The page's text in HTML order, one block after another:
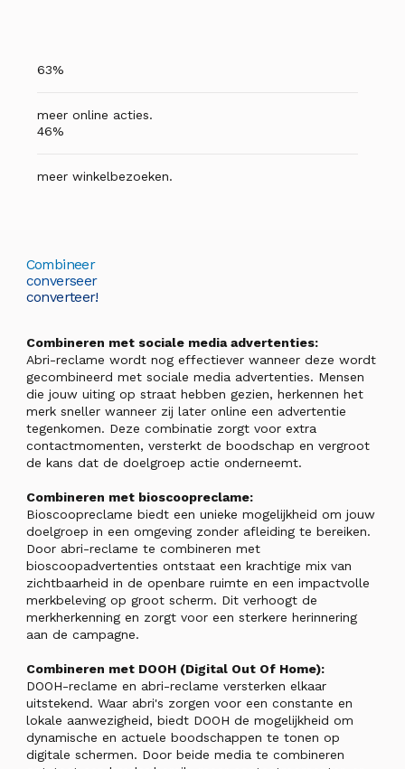
63%
meer online acties.
46%
meer winkelbezoeken.
Combineer
converseer
converteer!
Combineren met sociale media advertenties:
Abri-reclame wordt nog effectiever wanneer deze wordt
gecombineerd met sociale media advertenties. Mensen
die jouw uiting op straat hebben gezien, herkennen het
merk sneller wanneer zij later online een advertentie
tegenkomen. Deze combinatie zorgt voor extra
contactmomenten, versterkt de boodschap en vergroot
de kans dat de doelgroep actie onderneemt.
Combineren met bioscoopreclame:
Bioscoopreclame biedt een unieke mogelijkheid om jouw
doelgroep in een omgeving zonder afleiding te bereiken.
Door abri-reclame te combineren met
bioscoopadvertenties ontstaat een krachtige mix van
zichtbaarheid in de openbare ruimte en een impactvolle
merkbeleving op groot scherm. Dit verhoogt de
merkherkenning en zorgt voor een sterkere herinnering
aan de campagne.
Combineren met DOOH (Digital Out Of Home):
DOOH-reclame en abri-reclame versterken elkaar
uitstekend. Waar abri's zorgen voor een constante en
lokale aanwezigheid, biedt DOOH de mogelijkheid om
dynamische en actuele boodschappen te tonen op
digitale schermen. Door beide media te combineren